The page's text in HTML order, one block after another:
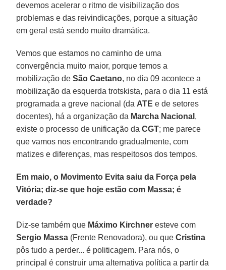
devemos acelerar o ritmo de visibilização dos
problemas e das reivindicações, porque a situação
em geral está sendo muito dramática.
Vemos que estamos no caminho de uma
convergência muito maior, porque temos a
mobilização deSão Caetano, no dia 09 acontece a
mobilização da esquerda trotskista, para o dia 11 está
programada a greve nacional (da ATE e de setores
docentes), há a organização da Marcha Nacional ,
existe o processo de unificação daCGT; me parece
que vamos nos encontrando gradualmente, com
matizes e diferenças, mas respeitosos dos tempos.
Em maio, o Movimento Evita saiu da Força pela
Vitória; diz-se que hoje estão com Massa; é
verdade?
Diz-se também que Máximo Kirchner esteve com
Sergio Massa (Frente Renovadora), ou queCristina
pôs tudo a perder... é politicagem. Para nós, o
principal é construir uma alternativa política a partir da